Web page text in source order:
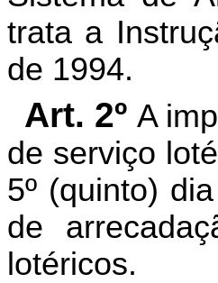
trata a
de 1994.
Art. 2º A
de serviço
5º (quinto)
de
lotéricos.